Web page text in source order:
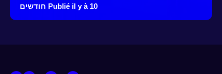
Publié il y à 10 חודשים